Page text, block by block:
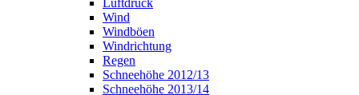
Luftdruck
Wind
Windböen
Windrichtung
Regen
Schneehöhe 2012/13
Schneehöhe 2013/14